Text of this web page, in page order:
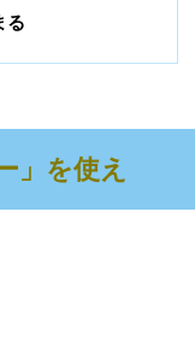
る
」を使え